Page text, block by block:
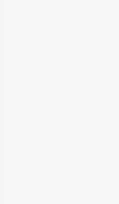
Des tarifs transparents et
Un autre avantage clé de
des prix. Lorsque
via l’application, vous
surprise. Le montant de votre
même que le chauffeur ne
à l’avance le coût total de votre
soucier de la montée des prix
sérénité pour vos déplacements à
Taxi au Luxembourg :
En choisissant HelloTAXI vous
. L’application propose
. Ces
émettant zéro émission, ce qui fait